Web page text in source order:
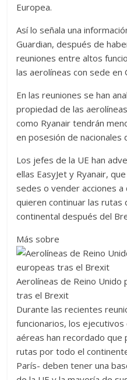
Europea.
Así lo señala una
Guardian, después de
reuniones entre altos
las aerolíneas con sede en
En las reuniones se han
propiedad de las
como Ryanair tendrán
en posesión de nacionales
Los jefes de la UE han
ellas EasyJet y Ryanair,
sedes o vender acciones
quieren continuar las
continental después del
Más sobre
Aerolíneas de Reino
tras el Brexit
Durante las recientes
funcionarios, los
aéreas han recordado que
rutas por todo el
París- deben tener una